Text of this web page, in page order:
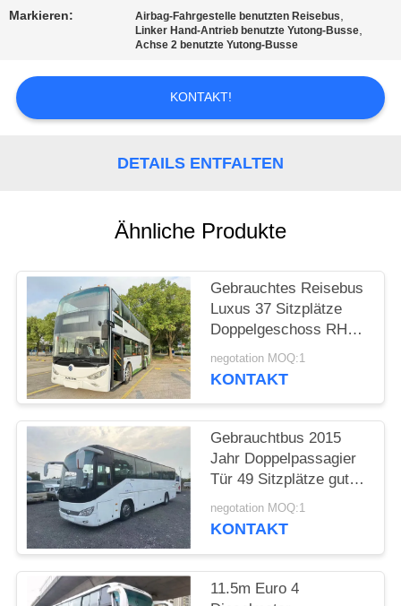
SIE EIN
DATENSCHUTZRICHTLINIE
Markieren: Airbag-Fahrgestelle benutzten Reisebus,
Linker Hand-Antrieb benutzte Yutong-Busse,
Achse 2 benutzte Yutong-Busse
KONTAKT!
DETAILS ENTFALTEN
Ähnliche Produkte
Gebrauchtes Reisebus
Luxus 37 Sitzplätze
Doppelgeschoss RHD
Weichai Motor Diesel
Bus Bus Sunlong
negotation MOQ:1
KONTAKT
Gebrauchtbus 2015
Jahr Doppelpassagier
Tür 49 Sitzplätze gute
Klimaanlage
negotation MOQ:1
KONTAKT
11.5m Euro 4